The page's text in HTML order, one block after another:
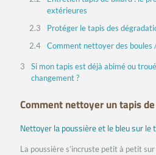
extérieures
Protéger le tapis des
Comment nettoyer des boules
Si mon tapis est déjà abimé ou
changement ?
Comment nettoyer un tapis
Nettoyer la poussière et le bleu sur le
La poussière s’incruste petit à petit